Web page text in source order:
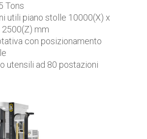
Tons
utili piano stolle 10000(X) x
2500(Z) mm
con posizionamento
utensili ad 80 postazioni